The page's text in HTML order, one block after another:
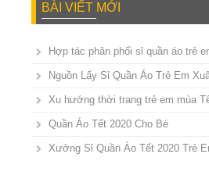
BÀI VIẾT MỚI
Hợp tác phân phối sỉ quần áo trẻ
Nguồn Lấy Sỉ Quần Áo Trẻ Em
Xu hướng thời trang trẻ em mùa
Quần Áo Tết 2020 Cho Bé
Xưởng Sỉ Quần Áo Tết 2020 Trẻ